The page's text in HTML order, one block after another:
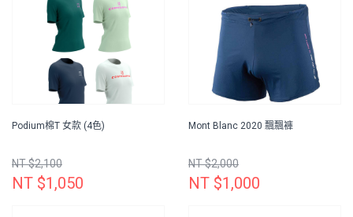
Podium棉T 女款 (4色)
NT $2,100
NT $1,050
Mont Blanc 2020 飄飄褲
NT $2,000
NT $1,000